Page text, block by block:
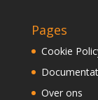
Pages
Cookie
Over ons